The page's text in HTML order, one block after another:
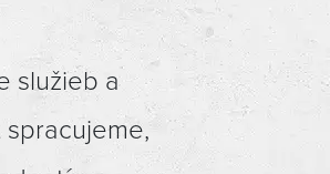
služieb a